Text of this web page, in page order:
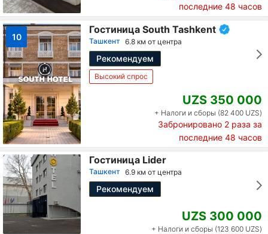
последние 48 часов
10
Гостиница South Tashkent
Ташкент 6.8 км от центра
Рекомендуем
Высокий спрос
UZS 350 000
+ Налоги и сборы (82 400 UZS)
Забронировано 2 раза за
последние 48 часов
Гостиница Lider
Ташкент 6.9 км от центра
Рекомендуем
UZS 300 000
+ Налоги и сборы (123 600 UZS)